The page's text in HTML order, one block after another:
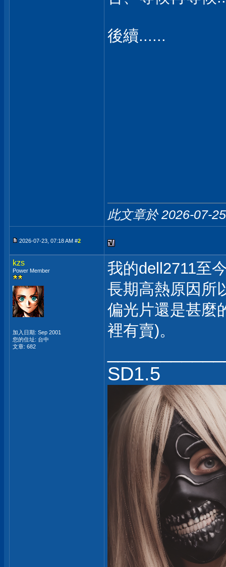
後續......
此文章於 2026-07-
2026-07-23, 07:18 AM #2
kzs
Power Member
加入日期: Sep 2001
您的住址: 台中
文章: 682
我的dell2711至
長期高熱原因所
偏光片還是甚麼
裡有賣)。
SD1.5